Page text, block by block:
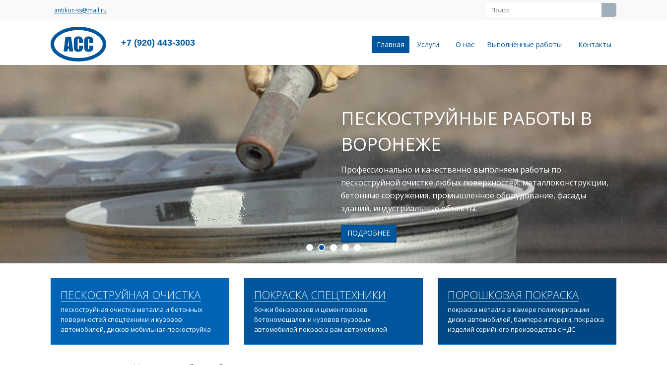
antikor-ss@mail.ru
+7 (920) 443-3003 Главная Услуги О нас Выполненные работы Контакты
ПЕСКОСТРУЙНЫЕ РАБОТЫ В
ВОРОНЕЖЕ
Профессионально и качественно выполняем работы по
пескоструйной очистке любых поверхностей: металлоконструкции,
бетонные сооружения, промышленное оборудование, фасады
зданий, индустриальные объекты.
ПОДРОБНЕЕ
ПЕСКОСТРУЙНАЯ ОЧИСТКА
пескоструйная очистка металла и бетонных
поверхностей спецтехники и кузовов
автомобилей, дисков мобильная пескоструйка
ПОКРАСКА СПЕЦТЕХНИКИ
бочки бензовозов и цементовозов
бетономешалок и кузовов грузовых
автомобилей покраска рам автомобилей
ПОРОШКОВАЯ ПОКРАСКА
покраска металла в камере полимеризации
диски автомобилей, бампера и пороги, покраска
изделий серийного производства с НДС